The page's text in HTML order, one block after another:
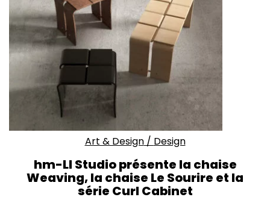
Art & Design/ Design
hm-LI Studio présente la chaise
Weaving, la chaise Le Sourire et la
série Curl Cabinet